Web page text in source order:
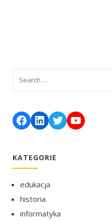
Facebook
LinkedIn
TwitterYouTube
KATEGORIE
edukacja
historia
informatyka